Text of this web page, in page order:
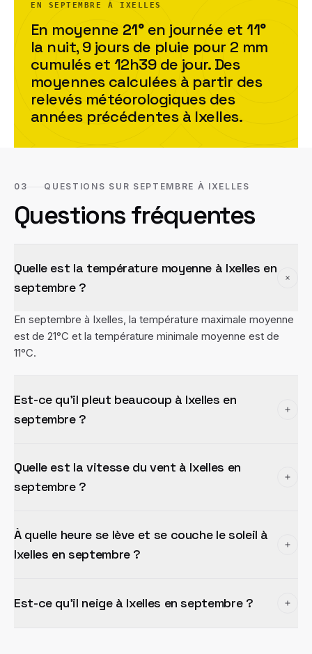
EN SEPTEMBRE À IXELLES
En moyenne 21°en journée et 11°
la nuit, 9joursde pluie pour 2 mm
cumulés et 12h39de jour. Des
moyennes calculées à partir des
relevés météorologiques des
années précédentes à Ixelles.
03 QUESTIONS SUR SEPTEMBRE À IXELLES
Questions fréquentes
Quelle est la température moyenne à Ixelles en
septembre ?
En septembre à Ixelles, la température maximale moyenne
est de 21°C et la température minimale moyenne est de
11°C.
Est-ce qu'il pleut beaucoup à Ixelles en
septembre ?
Quelle est la vitesse du vent à Ixelles en
septembre ?
À quelle heure se lève et se couche le soleil à
Ixelles en septembre ?
Est-ce qu'il neige à Ixelles en septembre ?